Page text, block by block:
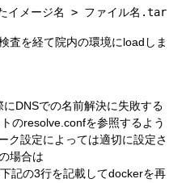
イメージ名 > ファイル名.tar
査を経て院内の環境にloadしま
DNSでの名前解決に失敗する
のresolve.confを参照するよう
ク設定によっては適切に設定さ
場合は
記の3行を記載してdockerを再